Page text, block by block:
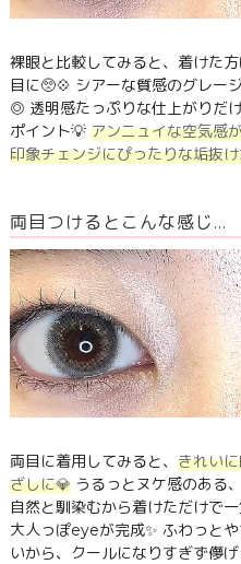
裸眼と比較してみると、着けた
目に🥺💠 シアーな質感のグレー
◎ 透明感たっぷりな仕上がりだ
ポイント💡 アンニュイな空気感
印象チェンジにぴったりな垢抜
両目つけるとこんな感じ…
両目に着用してみると、 きれい
ざしに💎うるっとヌケ感のある
自然と馴染むから着けただけで
大人っぽeyeが完成✨ ふわっと
いから、クールになりすぎず儚